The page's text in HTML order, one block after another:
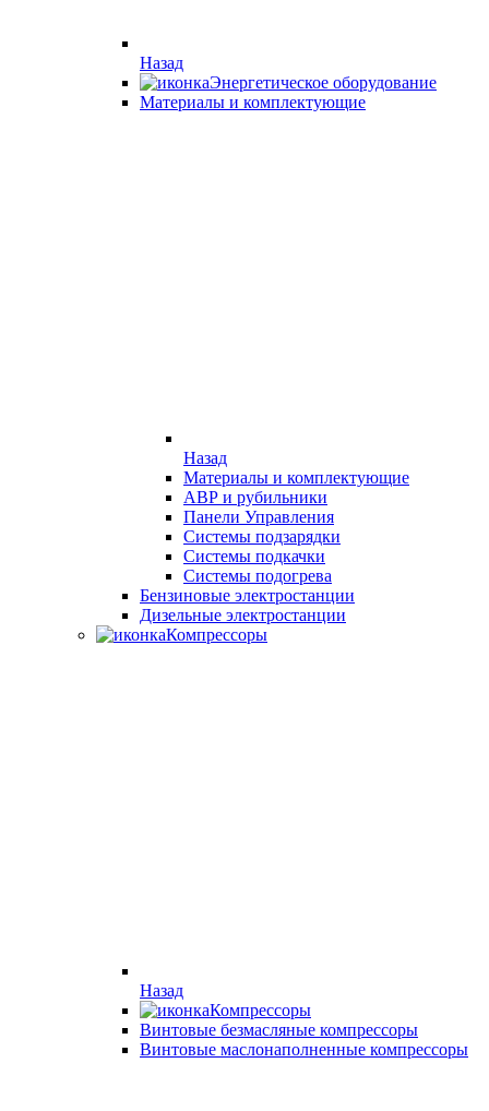
Назад
Энергетическое оборудование
Материалы и комплектующие
Назад
Материалы и комплектующие
АВР и рубильники
Панели Управления
Системы подзарядки
Системы подкачки
Системы подогрева
Бензиновые электростанции
Дизельные электростанции
Компрессоры
Назад
Компрессоры
Винтовые безмасляные компрессоры
Винтовые маслонаполненные компрессоры